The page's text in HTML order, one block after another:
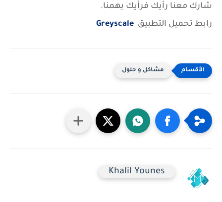
شارك معنا رأيك فرأيك يهمنا.
رابط تحميل التطبيق Greyscale
مشاكل و حلول
Khalil Younes